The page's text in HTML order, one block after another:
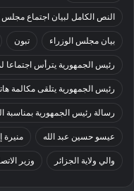
النص الكامل لبيان اجتماع مجلس
بيان مجلس الوزراء تبون
رئيس الجمهورية يترأس اجتماعا
رئيس الجمهورية يتلقى مكالمة
رسالة رئيس الجمهورية بمناسبة
عيسو حسين عبد الله منيرة
والي ولاية الجزائر وزير